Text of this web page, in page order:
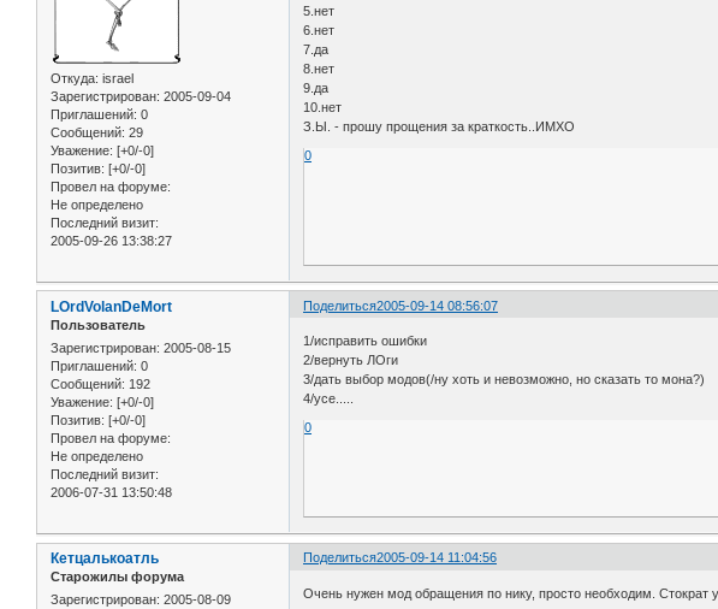
Откуда: israel
Зарегистрирован: 2005-09-04
Приглашений: 0
Сообщений: 29
Уважение: [+0/-0]
Позитив: [+0/-0]
Провел на форуме:
Не определено
Последний визит:
2005-09-26 13:38:27
5.нет
6.нет
7.да
8.нет
9.да
10.нет
З.Ы. - прошу прощения за краткость..ИМХО
0
Поделиться2005-09-14 08:56:07
LOrdVolanDeMort
Пользователь
Зарегистрирован: 2005-08-15
Приглашений: 0
Сообщений: 192
Уважение: [+0/-0]
Позитив: [+0/-0]
Провел на форуме:
Не определено
Последний визит:
2006-07-31 13:50:48
1/исправить ошибки
2/вернуть ЛОги
3/дать выбор модов(/ну хоть и невозможно, но сказать то мона?)
4/усе.....
0
Поделиться2005-09-14 11:04:56
Кетцалькоатль
Старожилы форума
Зарегистрирован: 2005-08-09
Очень нужен мод обращения по нику, просто необходим. Стократ